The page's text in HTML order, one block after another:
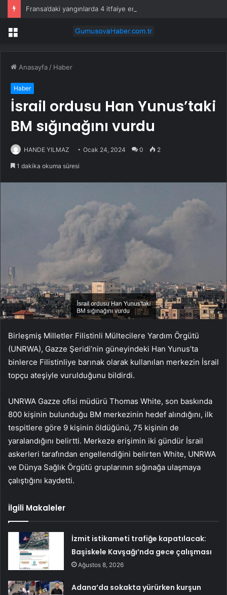
Fransa’daki yangınlarda 4 itfaiye eri hayatını kaybetti
Menü
Anasayfa / Haber
Haber
İsrail ordusu Han Yunus’taki
BM sığınağını vurdu
HANDE YILMAZ Ocak 24, 2024 0 2
1 dakika okuma süresi
Birleşmiş Milletler Filistinli Mültecilere Yardım Örgütü
(UNRWA), Gazze Şeridi’nin güneyindeki Han Yunus’ta
binlerce Filistinliye barınak olarak kullanılan merkezin İsrail
topçu ateşiyle vurulduğunu bildirdi.
UNRWA Gazze ofisi müdürü Thomas White, son baskında
800 kişinin bulunduğu BM merkezinin hedef alındığını, ilk
tespitlere göre 9 kişinin öldüğünü, 75 kişinin de
yaralandığını belirtti. Merkeze erişimin iki gündür İsrail
askerleri tarafından engellendiğini belirten White, UNRWA
ve Dünya Sağlık Örgütü gruplarının sığınağa ulaşmaya
çalıştığını kaydetti.
İlgili Makaleler
İzmit istikameti trafiğe kapatılacak:
Başiskele Kavşağı’nda gece çalışması
Ağustos 8, 2026
Adana’da sokakta yürürken kurşun